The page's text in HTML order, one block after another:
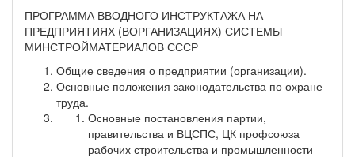
ПРОГРАММА ВВОДНОГО ИНСТРУКТАЖА НА
ПРЕДПРИЯТИЯХ (ВОРГАНИЗАЦИЯХ) СИСТЕМЫ
МИНСТРОЙМАТЕРИАЛОВ СССР
Общие сведения о предприятии (организации).
Основные положения законодательства по охране
труда.
Основные постановления партии,
правительства и ВЦСПС, ЦК профсоюза
рабочих строительства и промышленности